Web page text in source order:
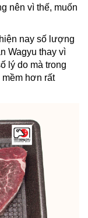
nên vì thế, muốn
nay số lượng
Wagyu thay vì
lý do mà trong
hơn rất